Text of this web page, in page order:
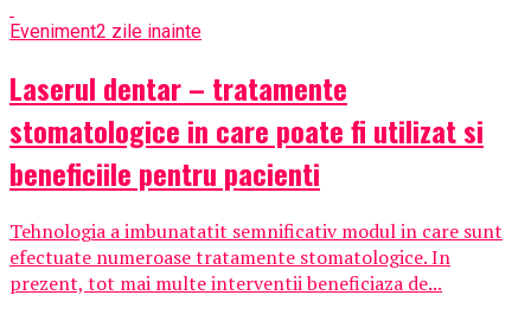
Eveniment2 zile inainte
Laserul dentar – tratamente
stomatologice in care poate fi utilizat si
beneficiile pentru pacienti
Tehnologia a imbunatatit semnificativ modul in care sunt
efectuate numeroase tratamente stomatologice. In
prezent, tot mai multe interventii beneficiaza de...